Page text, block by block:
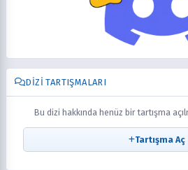
DIZI TARTIŞMALARI
Bu dizi hakkında henüz bir tartışma
Tartışma Aç